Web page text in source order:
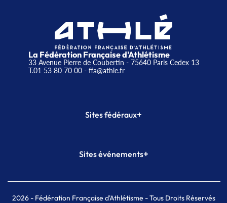
La Fédération Française d'Athlétisme
33 Avenue Pierre de Coubertin - 75640 Paris Cedex 13
T.01 53 80 70 00- ffa@athle.fr
Sites fédéraux+
Plateforme Formation
Sites événements+
Meeting de Paris indoor
MAIF Ekiden de Paris
2026- Fédération Française d'Athlétisme - Tous Droits Réservés